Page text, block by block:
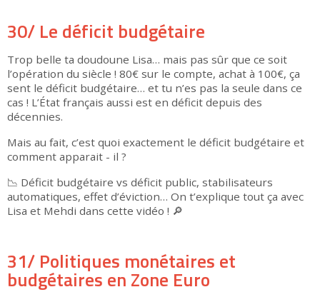
30/ Le déficit budgétaire
Trop belle ta doudoune Lisa… mais pas sûr que ce soit
l’opération du siècle ! 80€ sur le compte, achat à 100€, ça
sent le déficit budgétaire… et tu n’es pas la seule dans ce
cas ! L’État français aussi est en déficit depuis des
décennies.
Mais au fait, c’est quoi exactement le déficit budgétaire et
comment apparait - il ?
📉 Déficit budgétaire vs déficit public, stabilisateurs
automatiques, effet d’éviction… On t’explique tout ça avec
Lisa et Mehdi dans cette vidéo ! 🔎
▶
31/ Politiques monétaires et
budgétaires en Zone Euro